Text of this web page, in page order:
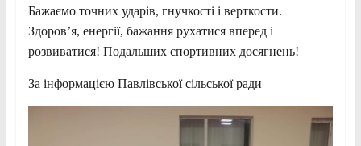
Бажаємо точних ударів, гнучкості і верткости.
Здоров’я, енергії, бажання рухатися вперед і
розвиватися! Подальших спортивних досягнень!
За інформацією Павлівської сільської ради